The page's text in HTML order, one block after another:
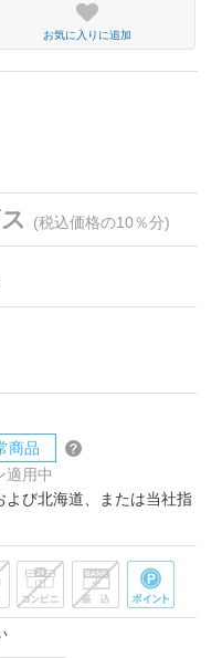
お気に入りに追加
(税込価格の10％分)
商品
適用中
び北海道、または当社指